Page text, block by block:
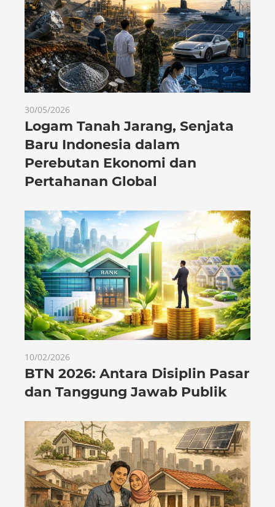
30/05/2026
Logam Tanah Jarang, Senjata
Baru Indonesia dalam
Perebutan Ekonomi dan
Pertahanan Global
10/02/2026
BTN 2026: Antara Disiplin Pasar
dan Tanggung Jawab Publik